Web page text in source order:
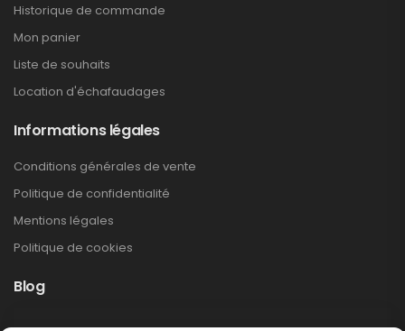
Historique de commande
Mon panier
Liste de souhaits
Location d'échafaudages
Informations légales
Conditions générales de vente
Politique de confidentialité
Mentions légales
Politique de cookies
Blog